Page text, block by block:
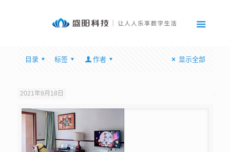
目录 标签 作者 显示全部
2021年9月18日